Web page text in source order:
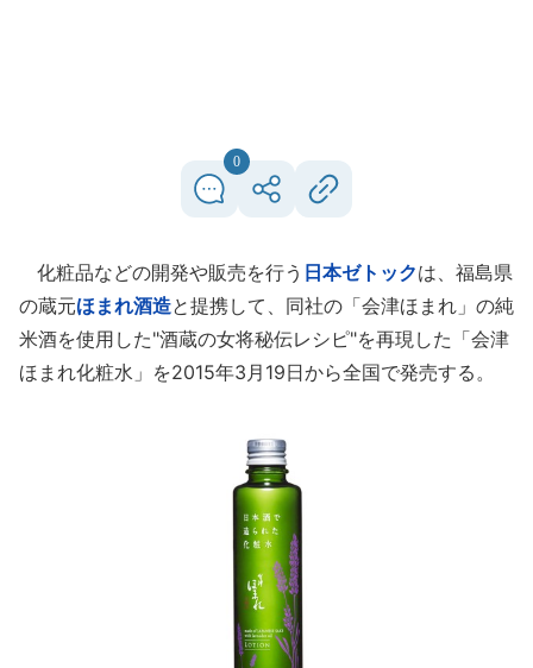
0
化粧品などの開発や販売を行う 日本ゼトックは、福島県
の蔵元ほまれ酒造と提携して、同社の「会津ほまれ」の純
米酒を使用した"酒蔵の女将秘伝レシピ"を再現した「会津
ほまれ化粧水」を2015年3月19日から全国で発売する。